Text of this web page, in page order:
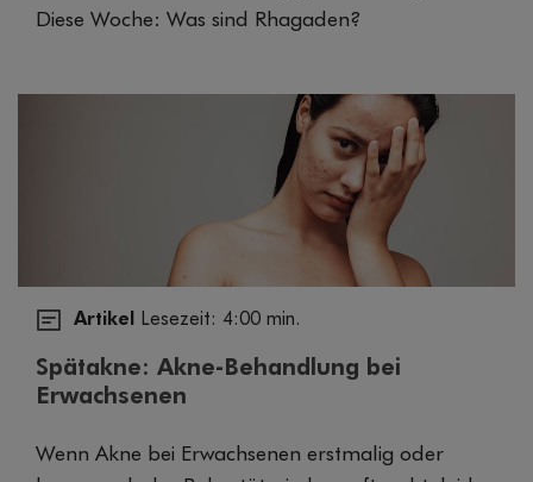
Diese Woche: Was sind Rhagaden?
Artikel Lesezeit: 4:00 min.
Spätakne: Akne-Behandlung bei
Erwachsenen
Wenn Akne bei Erwachsenen erstmalig oder